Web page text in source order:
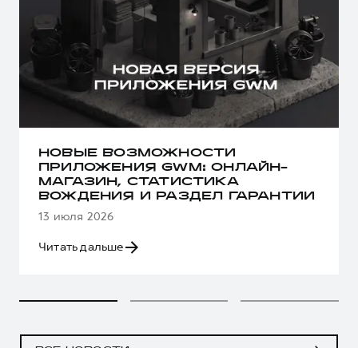
НОВЫЕ ВОЗМОЖНОСТИ
ПРИЛОЖЕНИЯ GWM: ОНЛАЙН-
МАГАЗИН, СТАТИСТИКА
ВОЖДЕНИЯ И РАЗДЕЛ ГАРАНТИИ
13 июля 2026
Читать дальше